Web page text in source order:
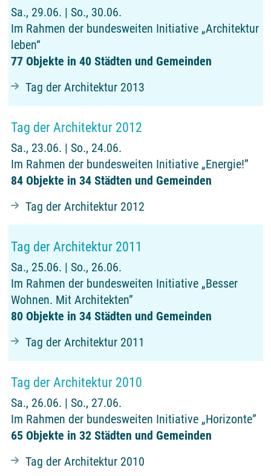
Sa., 29.06. | So., 30.06.
Im Rahmen der bundesweiten Initiative „Architektur
leben“
77 Objekte in 40 Städten und Gemeinden
Tag der Architektur 2013
Tag der Architektur 2012
Sa., 23.06. | So., 24.06.
Im Rahmen der bundesweiten Initiative „Energie!”
84 Objekte in 34 Städten und Gemeinden
Tag der Architektur 2012
Tag der Architektur 2011
Sa., 25.06. | So., 26.06.
Im Rahmen der bundesweiten Initiative „Besser
Wohnen. Mit Architekten”
80 Objekte in 34 Städten und Gemeinden
Tag der Architektur 2011
Tag der Architektur 2010
Sa., 26.06. | So., 27.06.
Im Rahmen der bundesweiten Initiative „Horizonte”
65 Objekte in 32 Städten und Gemeinden
Tag der Architektur 2010